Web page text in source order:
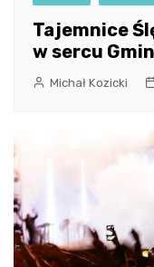
Tajemnice
w sercu
Michał Kozicki